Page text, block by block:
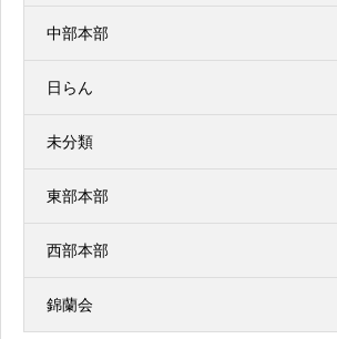
中部本部
日らん
未分類
東部本部
西部本部
錦蘭会